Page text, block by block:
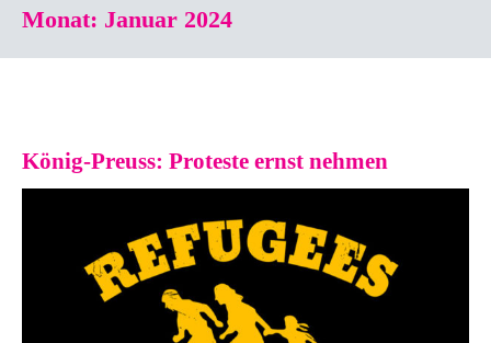
Monat: Januar 2024
König-Preuss: Proteste ernst nehmen